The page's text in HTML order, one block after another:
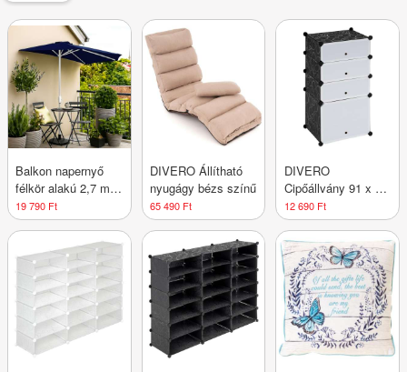
Balkon napernyő
félkör alakú 2,7 m
sötétkék karral
19 790 Ft
DIVERO Állítható
nyugágy bézs színű
65 490 Ft
DIVERO
Cipőállvány 91 x 48
x 37 cm fekete-
fehér
12 690 Ft